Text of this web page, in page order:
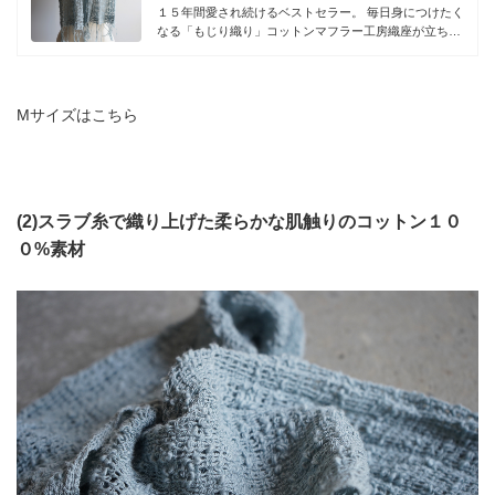
１５年間愛され続けるベストセラー。 毎日身につけたく
なる「もじり織り」コットンマフラー工房織座が立ち上
Mサイズはこちら
(2)スラブ糸で織り上げた柔らかな肌触りのコットン１０
０%素材